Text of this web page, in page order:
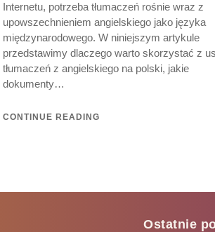
Internetu, potrzeba tłumaczeń rośnie wraz z
upowszechnieniem angielskiego jako języka
międzynarodowego. W niniejszym artykule
przedstawimy dlaczego warto skorzystać z
tłumaczeń z angielskiego na polski, jakie
dokumenty…
CONTINUE READING
Ostatnie